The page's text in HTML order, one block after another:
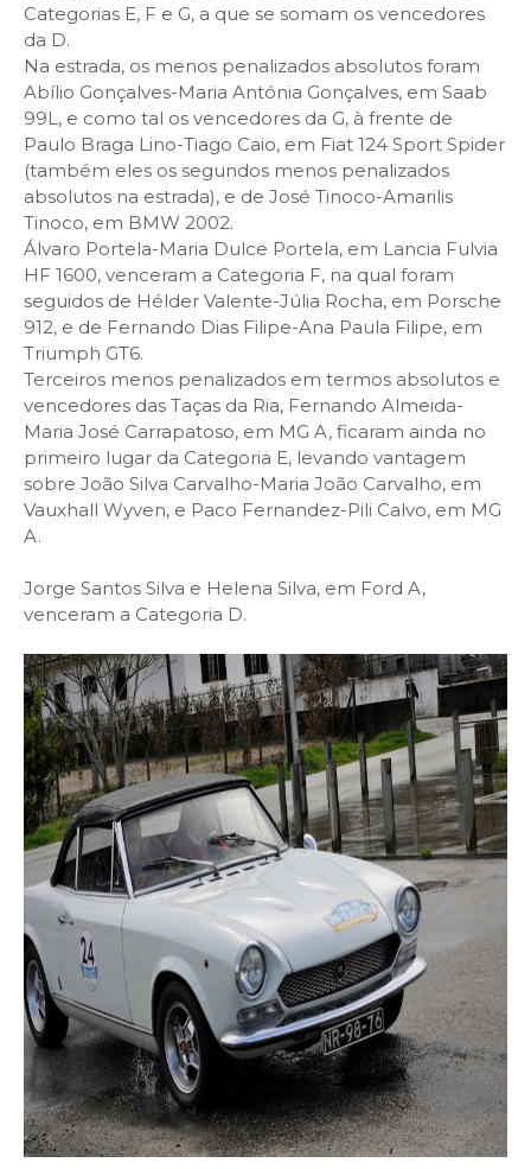
Categorias E, F e G, a que se somam os vencedores
da D.
Na estrada, os menos penalizados absolutos foram
Abílio Gonçalves-Maria Antónia Gonçalves, em Saab
99L, e como tal os vencedores da G, à frente de
Paulo Braga Lino-Tiago Caio, em Fiat 124 Sport Spider
(também eles os segundos menos penalizados
absolutos na estrada), e de José Tinoco-Amarilis
Tinoco, em BMW 2002.
Álvaro Portela-Maria Dulce Portela, em Lancia Fulvia
HF 1600, venceram a Categoria F, na qual foram
seguidos de Hélder Valente-Júlia Rocha, em Porsche
912, e de Fernando Dias Filipe-Ana Paula Filipe, em
Triumph GT6.
Terceiros menos penalizados em termos absolutos e
vencedores das Taças da Ria, Fernando Almeida-
Maria José Carrapatoso, em MG A, ficaram ainda no
primeiro lugar da Categoria E, levando vantagem
sobre João Silva Carvalho-Maria João Carvalho, em
Vauxhall Wyven, e Paco Fernandez-Pili Calvo, em MG
A.
Jorge Santos Silva e Helena Silva, em Ford A,
venceram a Categoria D.